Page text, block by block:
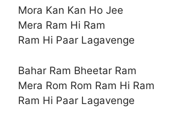
Mora Kan Kan Ho Jee
Mera Ram Hi Ram
Ram Hi Paar Lagavenge
Bahar Ram Bheetar Ram
Mera Rom Rom Ram Hi Ram
Ram Hi Paar Lagavenge